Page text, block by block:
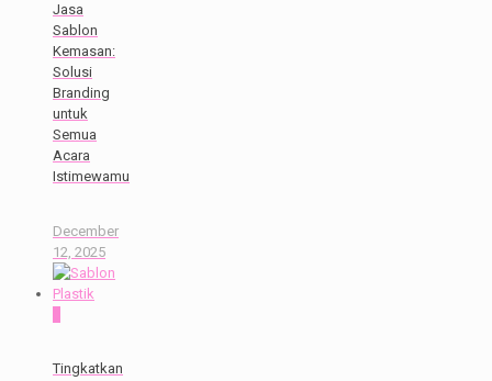
Jasa
Sablon
Kemasan:
Solusi
Branding
untuk
Semua
Acara
Istimewamu
December
12, 2025
Tingkatkan